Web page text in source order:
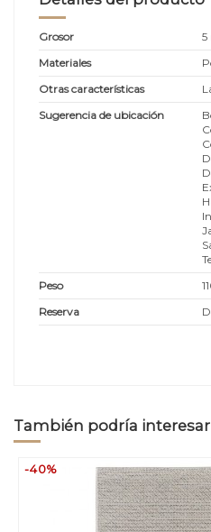
Grosor
5
Materiales
Otras características
Sugerencia de ubicación
Peso
Reserva
También podría
-40%